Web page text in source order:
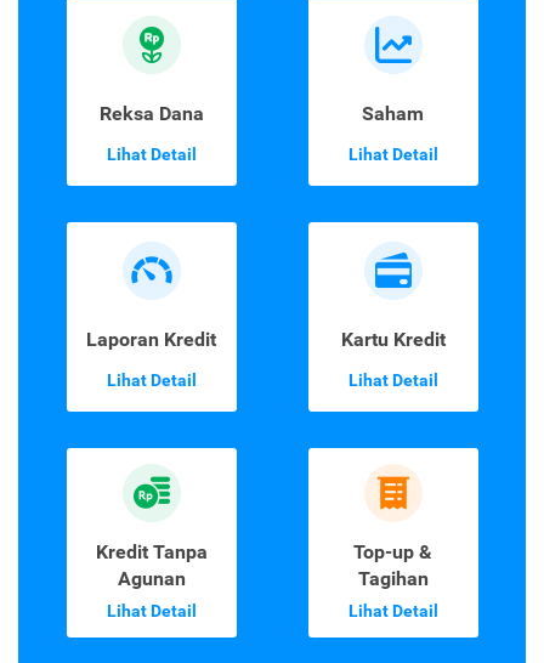
Reksa Dana
Lihat Detail
Saham
Lihat Detail
Laporan Kredit
Lihat Detail
Kartu Kredit
Lihat Detail
Kredit Tanpa
Agunan
Lihat Detail
Top-up &
Tagihan
Lihat Detail